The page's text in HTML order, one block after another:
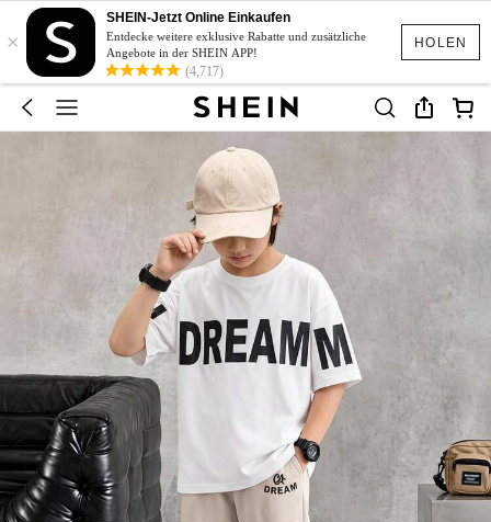
HOLEN
×
SHEIN-Jetzt Online Einkaufen
Entdecke weitere exklusive Rabatte und zusätzliche
Angebote in der SHEIN APP!
(4,717)